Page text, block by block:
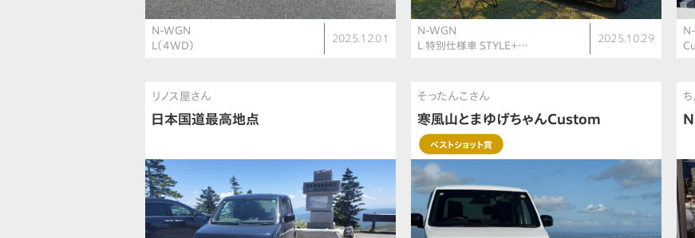
N-WGN
L（4WD）
2025.12.01
N-WGN
L 特別仕様車 STYLE＋…
2025.10.29
リノス屋さん
日本国道最高地点
そったんこさん
寒風山とまゆげちゃんCustom
ベストショット賞